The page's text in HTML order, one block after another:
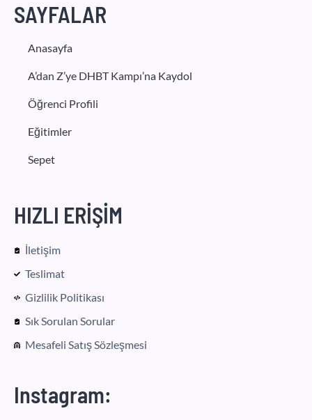
SAYFALAR
Anasayfa
A’dan Z’ye DHBT Kampı’na Kaydol
Öğrenci Profili
Eğitimler
Sepet
HIZLI ERİŞİM
İletişim
Teslimat
Gizlilik Politikası
Sık Sorulan Sorular
Mesafeli Satış Sözleşmesi
Instagram: